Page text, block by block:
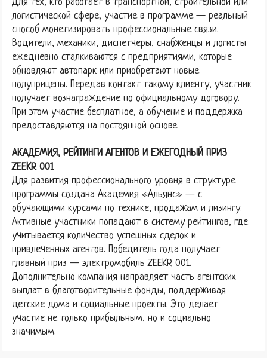
логистической сфере, участие в программе — реальный
способ монетизировать профессиональные связи.
Водители, механики, диспетчеры, снабженцы и логисты
ежедневно сталкиваются с предприятиями, которые
обновляют автопарк или приобретают новые
полуприцепы. Передав контакт такому клиенту, участник
получает вознаграждение по официальному договору.
При этом участие бесплатное, а обучение и поддержка
предоставляются на постоянной основе.
АКАДЕМИЯ, РЕЙТИНГИ АГЕНТОВ И ЕЖЕГОДНЫЙ ПРИЗ
ZEEKR 001
Для развития профессионального уровня в структуре
программы создана Академия «Альянс» — с
обучающими курсами по технике, продажам и лизингу.
Активные участники попадают в систему рейтингов, где
учитывается количество успешных сделок и
привлеченных агентов. Победитель года получает
главный приз — электромобиль ZEEKR 001.
Дополнительно компания направляет часть агентских
выплат в благотворительные фонды, поддерживая
детские дома и социальные проекты. Это делает
участие не только прибыльным, но и социально
значимым.